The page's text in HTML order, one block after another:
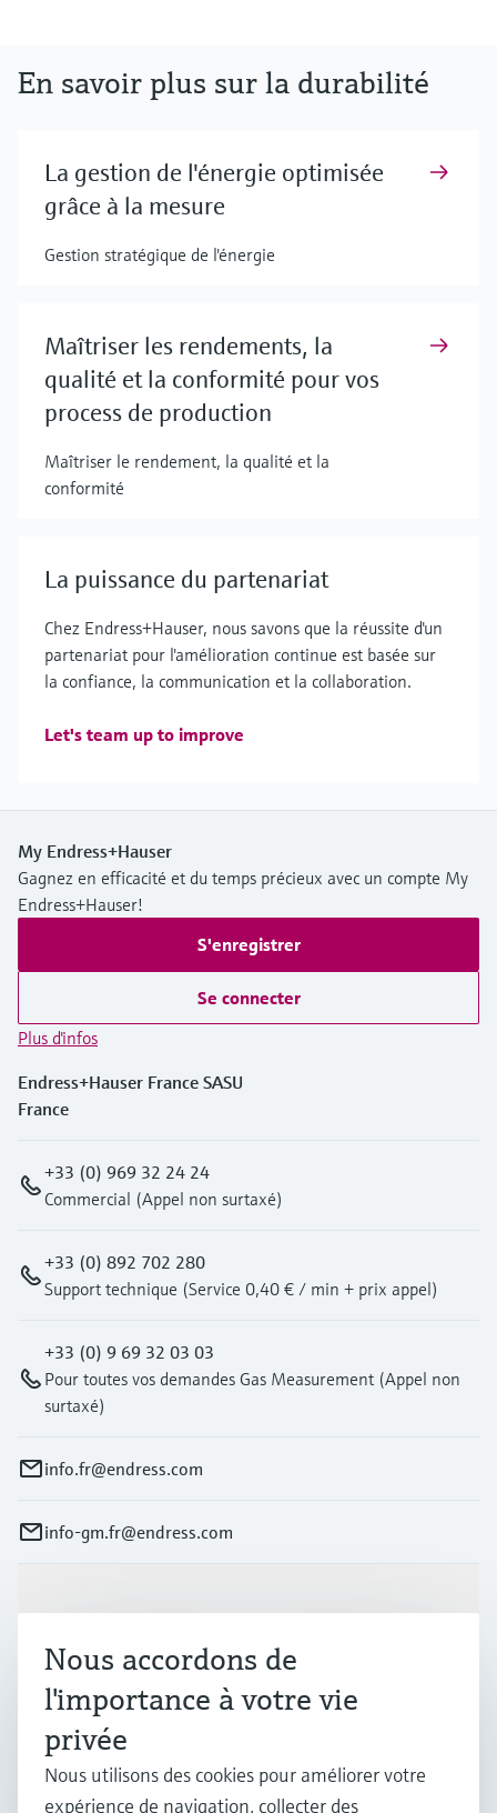
En savoir plus sur la durabilité
La gestion de l'énergie optimisée
grâce à la mesure
Gestion stratégique de l'énergie
Maîtriser les rendements, la
qualité et la conformité pour vos
process de production
Maîtriser le rendement, la qualité et la
conformité
La puissance du partenariat
Chez Endress+Hauser, nous savons que la réussite d'un
partenariat pour l'amélioration continue est basée sur
la confiance, la communication et la collaboration.
Let's team up to improve
My Endress+Hauser
Gagnez en efficacité et du temps précieux avec un compte My
Endress+Hauser!
S'enregistrer
Se connecter
Plus d'infos
Endress+Hauser France SASU
France
+33 (0) 969 32 24 24
Commercial (Appel non surtaxé)
+33 (0) 892 702 280
Support technique (Service 0,40 € / min + prix appel)
+33 (0) 9 69 32 03 03
Pour toutes vos demandes Gas Measurement (Appel non
surtaxé)
info.fr@endress.com
info-gm.fr@endress.com
Industries
Support
Nous accordons de
l'importance à votre vie
privée
Nous utilisons des cookies pour améliorer votre
expérience de navigation, collecter des